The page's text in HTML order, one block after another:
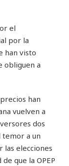
el
por la
han visto
obliguen a
han
vuelven a
dos
temor a un
las elecciones
que la OPEP